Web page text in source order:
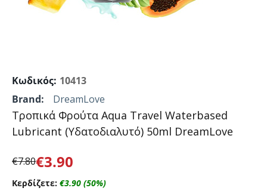
Τροπικά Φρούτα Aqua Travel Waterbased
Lubricant (Υδατοδιαλυτό) 50ml DreamLove
Brand: DreamLove
€7.80€3.90
Κερδίζετε: €3.90 (50%)
Κωδικός: 10413